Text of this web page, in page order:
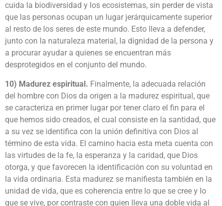
cuida la biodiversidad y los ecosistemas, sin perder de vista
que las personas ocupan un lugar jerárquicamente superior
al resto de los seres de este mundo. Esto lleva a defender,
junto con la naturaleza material, la dignidad de la persona y
a procurar ayudar a quienes se encuentran más
desprotegidos en el conjunto del mundo.
10) Madurez espiritual. Finalmente, la adecuada relación
del hombre con Dios da origen a la madurez espiritual, que
se caracteriza en primer lugar por tener claro el fin para el
que hemos sido creados, el cual consiste en la santidad, que
a su vez se identifica con la unión definitiva con Dios al
término de esta vida. El camino hacia esta meta cuenta con
las virtudes de la fe, la esperanza y la caridad, que Dios
otorga, y que favorecen la identificación con su voluntad en
la vida ordinaria. Esta madurez se manifiesta también en la
unidad de vida, que es coherencia entre lo que se cree y lo
que se vive, por contraste con quien lleva una doble vida al